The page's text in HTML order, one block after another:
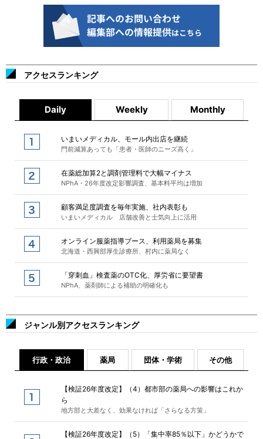
アクセスランキング
Daily Weekly Monthly
いまいメディカル、モール内出店を継続
門前減算あっても「患者・医師のニーズ高く」
在薬総加算2と調剤管理料で大幅マイナス
NPhA・26年度改定影響調査、基本料平均は増加
顧客満足度調査を毎年実施、社内表彰も
いまいメディカル 店舗改善と士気向上に活用
オンライン服薬指導ブース、利用薬局を募集
北海道・西興部厚生診療所、村内に薬局なく
「穿刺血」検査薬のOTC化、厚労省に要望書
NPhA、薬剤師による補助の明確化も
ジャンル別アクセスランキング
行政・政治 薬局 団体・学術 その他
【検証26年度改定】（4）都市部の薬局への影響はこれか
ら
地方部と大差なく、効果なければ「さらなる方策」
【検証26年度改定】（5）「集中率85％以下」かどうかで